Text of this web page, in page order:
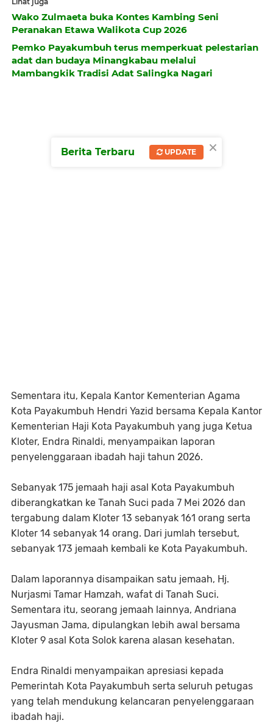
Wako Zulmaeta buka Kontes Kambing Seni
Peranakan Etawa Walikota Cup 2026
Pemko Payakumbuh terus memperkuat pelestarian
adat dan budaya Minangkabau melalui
Mambangkik Tradisi Adat Salingka Nagari
Sementara itu, Kepala Kantor Kementerian Agama
Kota Payakumbuh Hendri Yazid bersama Kepala Kantor
Kementerian Haji Kota Payakumbuh yang juga Ketua
Kloter, Endra Rinaldi, menyampaikan laporan
penyelenggaraan ibadah haji tahun 2026.
Sebanyak 175 jemaah haji asal Kota Payakumbuh
diberangkatkan ke Tanah Suci pada 7 Mei 2026 dan
tergabung dalam Kloter 13 sebanyak 161 orang serta
Kloter 14 sebanyak 14 orang. Dari jumlah tersebut,
sebanyak 173 jemaah kembali ke Kota Payakumbuh.
Dalam laporannya disampaikan satu jemaah, Hj.
Nurjasmi Tamar Hamzah, wafat di Tanah Suci.
Sementara itu, seorang jemaah lainnya, Andriana
Jayusman Jama, dipulangkan lebih awal bersama
Kloter 9 asal Kota Solok karena alasan kesehatan.
Endra Rinaldi menyampaikan apresiasi kepada
Pemerintah Kota Payakumbuh serta seluruh petugas
yang telah mendukung kelancaran penyelenggaraan
ibadah haji.
×
Berita Terbaru UPDATE